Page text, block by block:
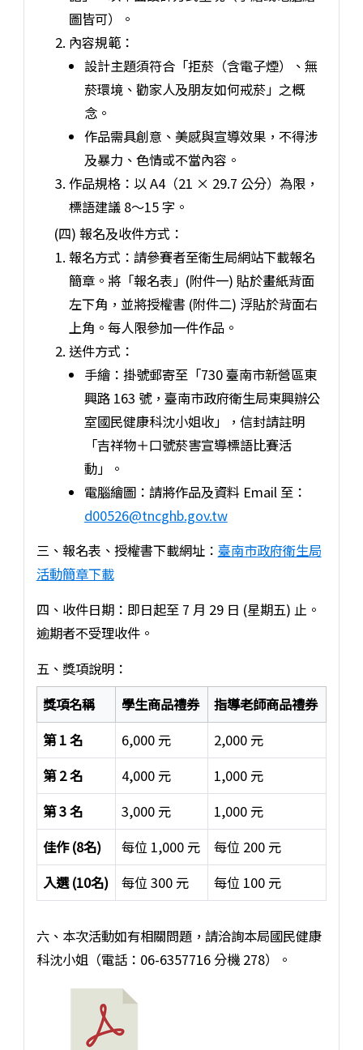
圖皆可）。
內容規範：
設計主題須符合「拒菸（含電子煙）、無
菸環境、勸家人及朋友如何戒菸」之概
念。
作品需具創意、美感與宣導效果，不得涉
及暴力、色情或不當內容。
作品規格：以 A4（21 × 29.7 公分）為限，
標語建議 8～15 字。
(四) 報名及收件方式：
報名方式：請參賽者至衛生局網站下載報名
簡章。將「報名表」(附件一) 貼於畫紙背面
左下角，並將授權書 (附件二) 浮貼於背面右
上角。每人限參加一件作品。
送件方式：
手繪：掛號郵寄至「730 臺南市新營區東
興路 163 號，臺南市政府衛生局東興辦公
室國民健康科沈小姐收」，信封請註明
「吉祥物＋口號菸害宣導標語比賽活
動」。
電腦繪圖：請將作品及資料 Email 至：
d00526@tncghb.gov.tw
三、報名表、授權書下載網址： 臺南市政府衛生局
活動簡章下載
四、收件日期：即日起至 7 月 29 日 (星期五) 止。
逾期者不受理收件。
五、獎項說明：
獎項名稱 學生商品禮券
指導老師商品禮券
第 1 名
6,000 元
2,000 元
第 2 名
4,000 元
1,000 元
第 3 名
3,000 元
1,000 元
佳作 (8名)
每位 1,000 元
每位 200 元
入選 (10名)
每位 300 元 每位 100 元
六、本次活動如有相關問題，請洽詢本局國民健康
科沈小姐（電話：06-6357716 分機 278）。